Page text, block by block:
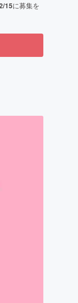
15に募集を